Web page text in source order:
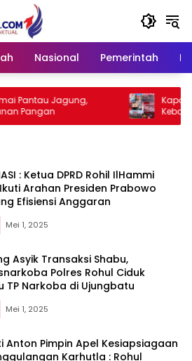
Nasional Pemerintah
Jagung,
Kapolres Dumai
Kebangsaan,
Presisi 2026
: Ketua DPRD Rohil IlHammi
Efisiensi Anggaran
Mei 1, 2025
Asyik Transaksi Shabu,
Polres Rohul Ciduk
TP Narkoba di Ujungbatu
Mei 1, 2025
Anton Pimpin Apel Kesiapsiagaan
Karhutla : Rohul